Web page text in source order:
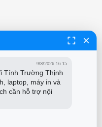
9/8/2026 16:15
Tính Trường Thịnh
laptop, máy in và
cần hỗ trợ nội